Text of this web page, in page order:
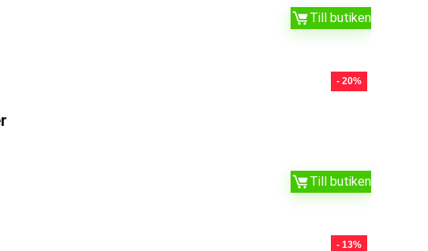
Till butiken
- 20%
Till butiken
- 13%